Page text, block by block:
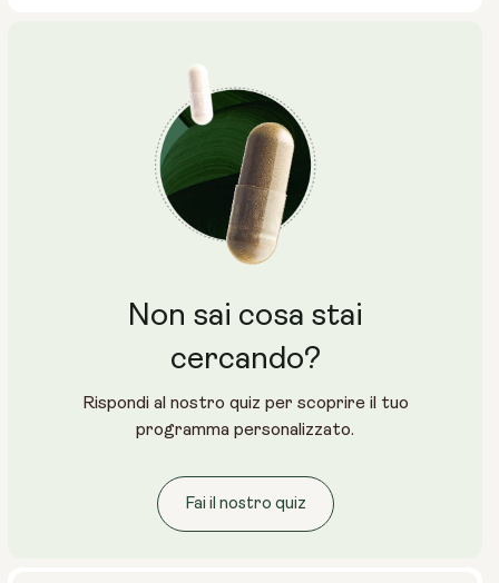
Non sai cosa stai
cercando?
Rispondi al nostro quiz per scoprire il tuo
programma personalizzato.
Fai il nostro quiz